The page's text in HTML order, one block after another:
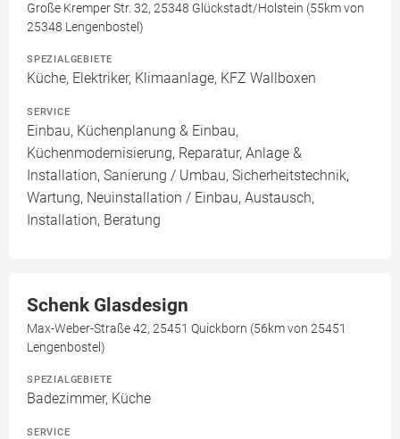
Große Kremper Str. 32, 25348 Glückstadt/Holstein (55km von
25348 Lengenbostel)
SPEZIALGEBIETE
Küche, Elektriker, Klimaanlage, KFZ Wallboxen
SERVICE
Einbau, Küchenplanung & Einbau,
Küchenmodernisierung, Reparatur, Anlage &
Installation, Sanierung / Umbau, Sicherheitstechnik,
Wartung, Neuinstallation / Einbau, Austausch,
Installation, Beratung
Schenk Glasdesign
Max-Weber-Straße 42, 25451 Quickborn (56km von 25451
Lengenbostel)
SPEZIALGEBIETE
Badezimmer, Küche
SERVICE